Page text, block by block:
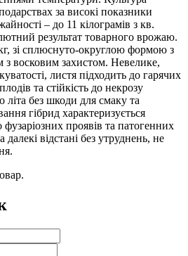
за високі показники
– до 11 кілограмів з кв.
результат товарного врожаю.
зі сплюснуто-округлою формою з
з восковим захистом. Невелике,
листя підходить до гарячих
та стійкість до некрозу
літа без шкоди для смаку та
гібрид характеризується
проявів та патогенних
відстані без утруднень, не